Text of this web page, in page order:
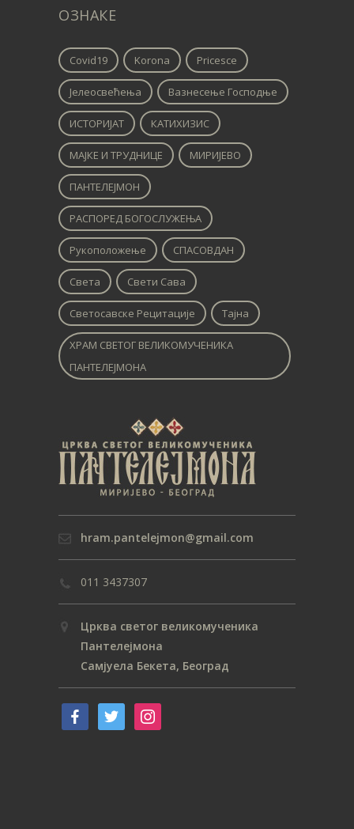
ОЗНАКЕ
Covid19 Korona Pricesce
Јелеосвећења Вазнесење Господње
ИСТОРИЈАТ КАТИХИЗИС
МАЈКЕ И ТРУДНИЦЕ МИРИЈЕВО
ПАНТЕЛЕЈМОН
РАСПОРЕД БОГОСЛУЖЕЊА
Рукоположење СПАСОВДАН
Света Свети Сава
Светосавске Рецитације Тајна
ХРАМ СВЕТОГ ВЕЛИКОМУЧЕНИКА
ПАНТЕЛЕЈМОНА
hram.pantelejmon@gmail.com
011 3437307
Црква светог великомученика
Пантелејмона
Самјуела Бекета, Београд